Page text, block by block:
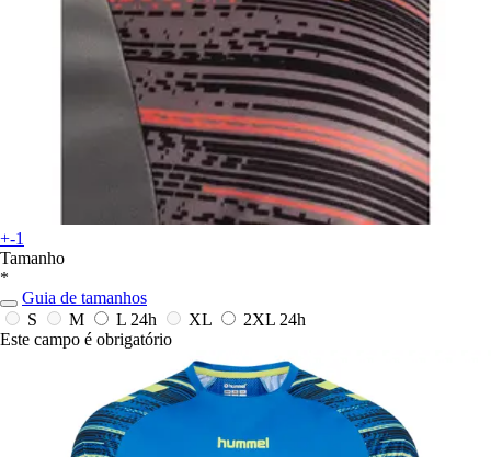
+-1
Tamanho
*
Guia de tamanhos
S
M L 24h XL 2XL 24h
Este campo é obrigatório